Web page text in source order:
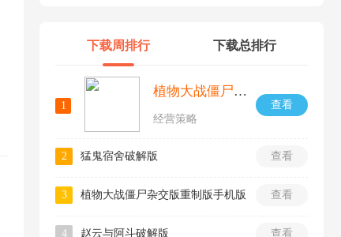
下载周排行 下载总排行
1 查看
植物大战僵尸融合版手机版
经营策略
2 查看
猛鬼宿舍破解版
3 查看
植物大战僵尸杂交版重制版手机版
4 查看
赵云与阿斗破解版